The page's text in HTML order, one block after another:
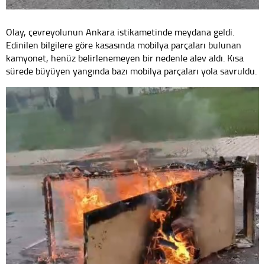
Olay, çevreyolunun Ankara istikametinde meydana geldi.
Edinilen bilgilere göre kasasında mobilya parçaları bulunan
kamyonet, henüz belirlenemeyen bir nedenle alev aldı. Kısa
sürede büyüyen yangında bazı mobilya parçaları yola savruldu.